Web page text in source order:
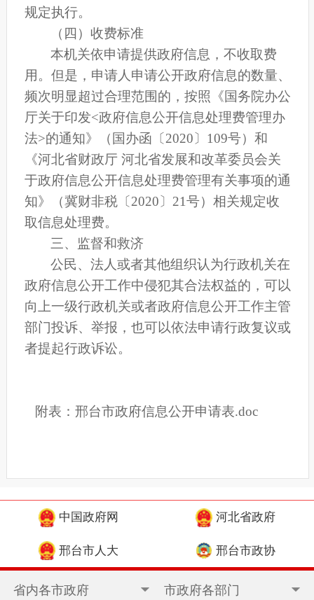
规定执行。
（四）收费标准
本机关依申请提供政府信息，不收取费
用。但是，申请人申请公开政府信息的数量、
频次明显超过合理范围的，按照《国务院办公
厅关于印发<政府信息公开信息处理费管理办
法>的通知》（国办函〔2020〕109号）和
《河北省财政厅 河北省发展和改革委员会关
于政府信息公开信息处理费管理有关事项的通
知》（冀财非税〔2020〕21号）相关规定收
取信息处理费。
三、监督和救济
公民、法人或者其他组织认为行政机关在
政府信息公开工作中侵犯其合法权益的，可以
向上一级行政机关或者政府信息公开工作主管
部门投诉、举报，也可以依法申请行政复议或
者提起行政诉讼。
附表 ： 邢台市政府信息公开申请表.doc
中国政府网 河北省政府
邢台市人大 邢台市政协
省内各市政府 市政府各部门